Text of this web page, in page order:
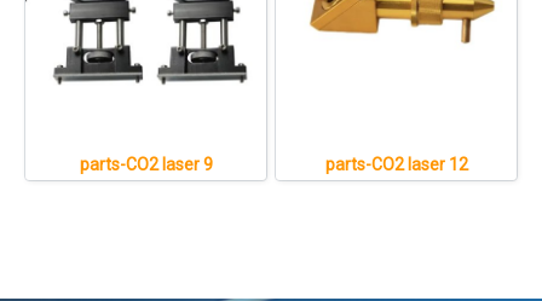
parts-CO2 laser 9 parts-CO2 laser 12